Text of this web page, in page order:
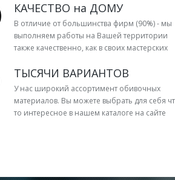
КАЧЕСТВО на ДОМУ
В отличие от большинства фирм (90%) - мы
выполняем работы на Вашей территории
также качественно, как в своих мастерских
ТЫСЯЧИ ВАРИАНТОВ
У нас широкий ассортимент обивочных
материалов. Вы можете выбрать для себя
то интересное в нашем каталоге на сайте